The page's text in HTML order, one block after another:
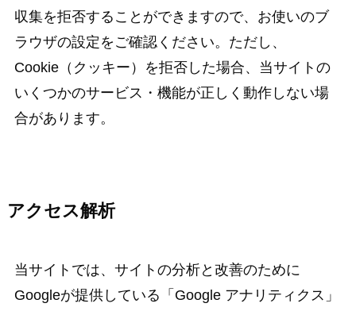
収集を拒否することができますので、お使いのブ
ラウザの設定をご確認ください。ただし、
Cookie（クッキー）を拒否した場合、当サイトの
いくつかのサービス・機能が正しく動作しない場
合があります。
アクセス解析
当サイトでは、サイトの分析と改善のために
Googleが提供している「Google アナリティクス」